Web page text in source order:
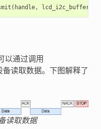
( handle, lcd_i2c_buffer
以通过调用
备读取数据。下图解释了
读取数据